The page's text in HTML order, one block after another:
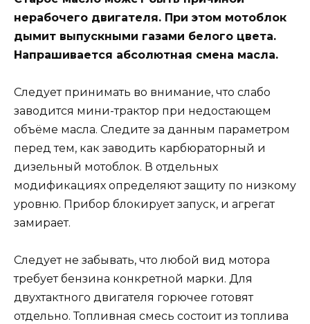
нерабочего двигателя. При этом мотоблок
дымит выпускными газами белого цвета.
Напрашивается абсолютная смена масла.
Следует принимать во внимание, что слабо
заводится мини-трактор при недостающем
объёме масла. Следите за данным параметром
перед тем, как заводить карбюраторный и
дизельный мотоблок. В отдельных
модификациях определяют защиту по низкому
уровню. Прибор блокирует запуск, и агрегат
замирает.
Следует не забывать, что любой вид мотора
требует бензина конкретной марки. Для
двухтактного двигателя горючее готовят
отдельно. Топливная смесь состоит из топлива